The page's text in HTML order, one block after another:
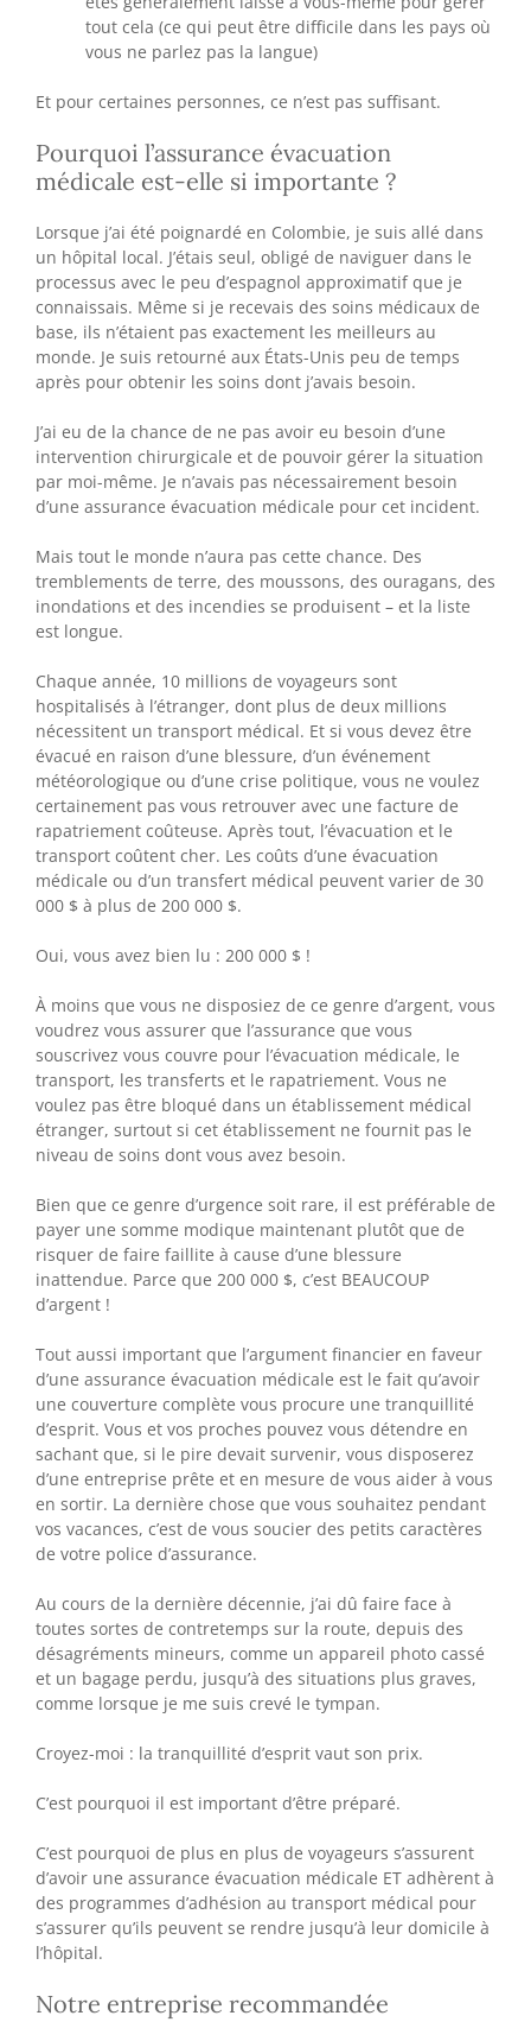
tout cela (ce qui peut être difficile dans les pays où
vous ne parlez pas la langue)
Et pour certaines personnes, ce n’est pas suffisant.
Pourquoi l’assurance évacuation
médicale est-elle si importante ?
Lorsque j’ai été poignardé en Colombie, je suis allé dans
un hôpital local. J’étais seul, obligé de naviguer dans le
processus avec le peu d’espagnol approximatif que je
connaissais. Même si je recevais des soins médicaux de
base, ils n’étaient pas exactement les meilleurs au
monde. Je suis retourné aux États-Unis peu de temps
après pour obtenir les soins dont j’avais besoin.
J’ai eu de la chance de ne pas avoir eu besoin d’une
intervention chirurgicale et de pouvoir gérer la situation
par moi-même. Je n’avais pas nécessairement besoin
d’une assurance évacuation médicale pour cet incident.
Mais tout le monde n’aura pas cette chance. Des
tremblements de terre, des moussons, des ouragans, des
inondations et des incendies se produisent – ​​et la liste
est longue.
Chaque année, 10 millions de voyageurs sont
hospitalisés à l’étranger, dont plus de deux millions
nécessitent un transport médical. Et si vous devez être
évacué en raison d’une blessure, d’un événement
météorologique ou d’une crise politique, vous ne voulez
certainement pas vous retrouver avec une facture de
rapatriement coûteuse. Après tout, l’évacuation et le
transport coûtent cher. Les coûts d’une évacuation
médicale ou d’un transfert médical peuvent varier de 30
000 $ à plus de 200 000 $.
Oui, vous avez bien lu : 200 000 $ !
À moins que vous ne disposiez de ce genre d’argent, vous
voudrez vous assurer que l’assurance que vous
souscrivez vous couvre pour l’évacuation médicale, le
transport, les transferts et le rapatriement. Vous ne
voulez pas être bloqué dans un établissement médical
étranger, surtout si cet établissement ne fournit pas le
niveau de soins dont vous avez besoin.
Bien que ce genre d’urgence soit rare, il est préférable de
payer une somme modique maintenant plutôt que de
risquer de faire faillite à cause d’une blessure
inattendue. Parce que 200 000 $, c’est BEAUCOUP
d’argent !
Tout aussi important que l’argument financier en faveur
d’une assurance évacuation médicale est le fait qu’avoir
une couverture complète vous procure une tranquillité
d’esprit. Vous et vos proches pouvez vous détendre en
sachant que, si le pire devait survenir, vous disposerez
d’une entreprise prête et en mesure de vous aider à vous
en sortir. La dernière chose que vous souhaitez pendant
vos vacances, c’est de vous soucier des petits caractères
de votre police d’assurance.
Au cours de la dernière décennie, j’ai dû faire face à
toutes sortes de contretemps sur la route, depuis des
désagréments mineurs, comme un appareil photo cassé
et un bagage perdu, jusqu’à des situations plus graves,
comme lorsque je me suis crevé le tympan.
Croyez-moi : la tranquillité d’esprit vaut son prix.
C’est pourquoi il est important d’être préparé.
C’est pourquoi de plus en plus de voyageurs s’assurent
d’avoir une assurance évacuation médicale ET adhèrent à
des programmes d’adhésion au transport médical pour
s’assurer qu’ils peuvent se rendre jusqu’à leur domicile à
l’hôpital.
Notre entreprise recommandée